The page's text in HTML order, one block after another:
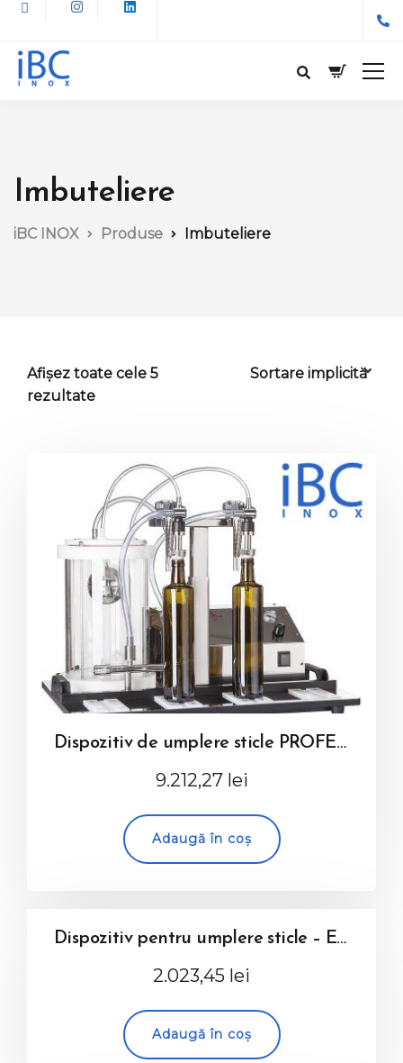
Imbuteliere
iBC INOX Produse Imbuteliere
Afișez toate cele 5
rezultate
Dispozitiv de umplere sticle PROFESIONAL, cu doua capete
9.212,27 lei
Adaugă în coș
Dispozitiv pentru umplere sticle – ENOLMATIC
2.023,45 lei
Adaugă în coș